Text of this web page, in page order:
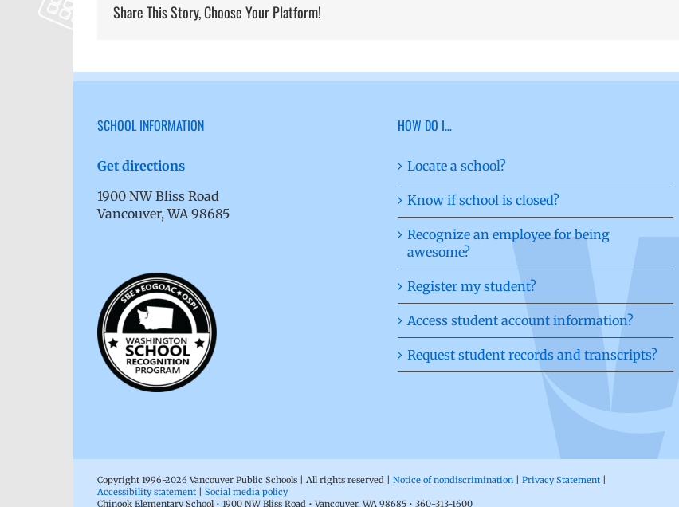
Share This Story, Choose Your Platform!
SCHOOL INFORMATION
Get directions
1900 NW Bliss Road
Vancouver, WA 98685
HOW DO I…
Locate a school?
Know if school is closed?
Recognize an employee for being
awesome?
Register my student?
Access student account information?
Request student records and transcripts?
Copyright 1996-2026 Vancouver Public Schools | All rights reserved | Notice of nondiscrimination Privacy Statement
Accessibility statement
Social media policy
Chinook Elementary School • 1900 NW Bliss Road • Vancouver, WA 98685 • 360-313-1600